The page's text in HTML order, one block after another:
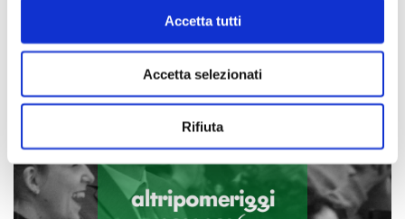
Accetta tutti
Accetta selezionati
Rifiuta